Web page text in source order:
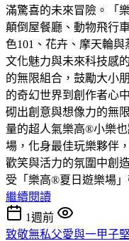
滿驚喜的未來冒險。「
顛倒屋餐廳、動物飛行
色101、花卉、摩天輪
文化魅力與未來科技感
的無限組合，鼓勵大小
的奇幻世界到創作者心
砌出創意與想像力的無
量的超人氣樂高®小樂
場，化身最佳玩樂夥伴
歡笑與活力的氛圍中創
受「樂高®夏日遊樂場
繼續閱讀
1週前
致敬無私父愛與一甲子